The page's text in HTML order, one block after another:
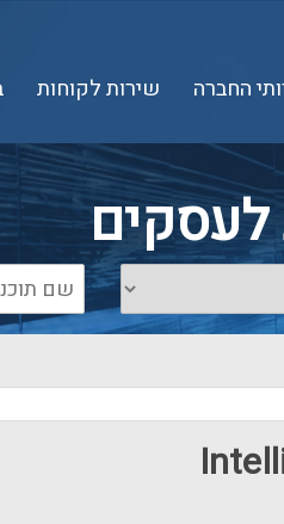
החברה שירות לקוחות
לעסקים